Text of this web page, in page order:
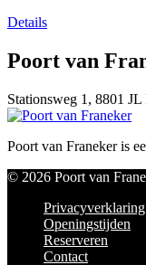
Details
Poort van
Stationsweg 1, 8801
Poort van Franeker is
© 2026 Poort van
Privacyverklaring
Openingstijden
Reserveren
Contact